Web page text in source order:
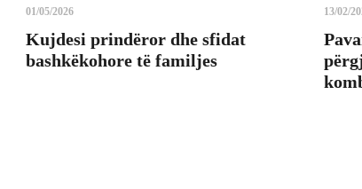
01/05/2026
Kujdesi prindëror dhe sfidat
bashkëkohore të familjes
13/02/